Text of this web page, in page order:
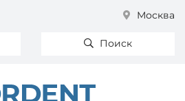
Москва
Поиск